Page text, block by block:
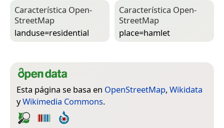
Característica Open­
Street­Map
landuse=­residential
Característica Open­
Street­Map
place=­hamlet
Esta página se basa en OpenStreetMap, Wikidata
yWikimedia Commons.